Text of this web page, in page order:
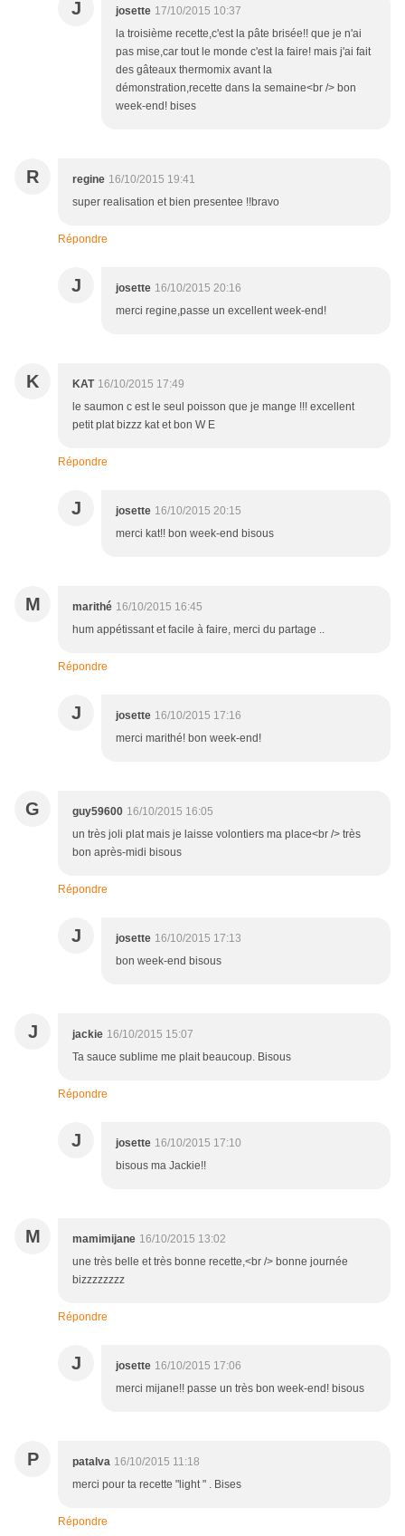
J josette 17/10/2015 10:37
la troisième recette,c'est la pâte brisée!! que je n'ai
pas mise,car tout le monde c'est la faire! mais j'ai fait
des gâteaux thermomix avant la
démonstration,recette dans la semaine<br /> bon
week-end! bises
R regine 16/10/2015 19:41
super realisation et bien presentee !!bravo
Répondre
J josette 16/10/2015 20:16
merci regine,passe un excellent week-end!
K KAT 16/10/2015 17:49
le saumon c est le seul poisson que je mange !!! excellent
petit plat bizzz kat et bon W E
Répondre
J josette 16/10/2015 20:15
merci kat!! bon week-end bisous
M marithé 16/10/2015 16:45
hum appétissant et facile à faire, merci du partage ..
Répondre
J josette 16/10/2015 17:16
merci marithé! bon week-end!
G guy59600 16/10/2015 16:05
un très joli plat mais je laisse volontiers ma place<br /> très
bon après-midi bisous
Répondre
J josette 16/10/2015 17:13
bon week-end bisous
J jackie 16/10/2015 15:07
Ta sauce sublime me plait beaucoup. Bisous
Répondre
J josette 16/10/2015 17:10
bisous ma Jackie!!
M mamimijane 16/10/2015 13:02
une très belle et très bonne recette,<br /> bonne journée
bizzzzzzzz
Répondre
J josette 16/10/2015 17:06
merci mijane!! passe un très bon week-end! bisous
P patalva 16/10/2015 11:18
merci pour ta recette "light " . Bises
Répondre